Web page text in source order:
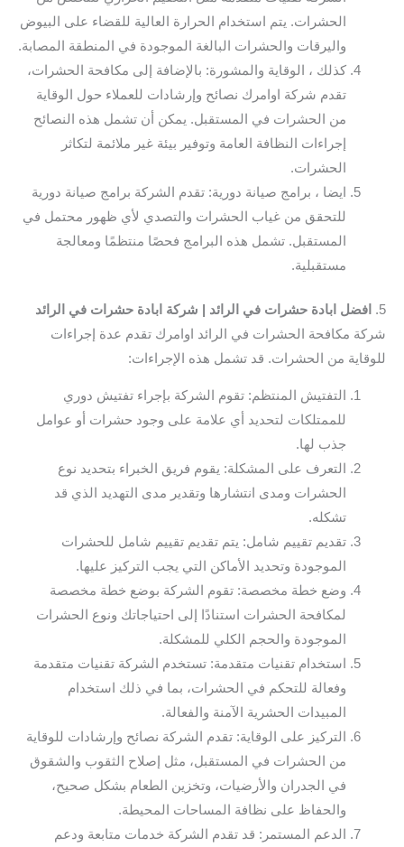
الحشرات. يتم استخدام الحرارة العالية للقضاء على البيوض
واليرقات والحشرات البالغة الموجودة في المنطقة المصابة.
كذلك ، الوقاية والمشورة: بالإضافة إلى مكافحة الحشرات،
تقدم شركة اوامرك نصائح وإرشادات للعملاء حول الوقاية
من الحشرات في المستقبل. يمكن أن تشمل هذه النصائح
إجراءات النظافة العامة وتوفير بيئة غير ملائمة لتكاثر
الحشرات.
ايضا ، برامج صيانة دورية: تقدم الشركة برامج صيانة دورية
للتحقق من غياب الحشرات والتصدي لأي ظهور محتمل في
المستقبل. تشمل هذه البرامج فحصًا منتظمًا ومعالجة
مستقبلية.
5.
افضل ابادة حشرات في الرائد | شركة ابادة حشرات في الرائد
شركة مكافحة الحشرات في الرائد اوامرك تقدم عدة إجراءات
للوقاية من الحشرات. قد تشمل هذه الإجراءات:
التفتيش المنتظم: تقوم الشركة بإجراء تفتيش دوري
للممتلكات لتحديد أي علامة على وجود حشرات أو عوامل
جذب لها.
التعرف على المشكلة: يقوم فريق الخبراء بتحديد نوع
الحشرات ومدى انتشارها وتقدير مدى التهديد الذي قد
تشكله.
تقديم تقييم شامل: يتم تقديم تقييم شامل للحشرات
الموجودة وتحديد الأماكن التي يجب التركيز عليها.
وضع خطة مخصصة: تقوم الشركة بوضع خطة مخصصة
لمكافحة الحشرات استنادًا إلى احتياجاتك ونوع الحشرات
الموجودة والحجم الكلي للمشكلة.
استخدام تقنيات متقدمة: تستخدم الشركة تقنيات متقدمة
وفعالة للتحكم في الحشرات، بما في ذلك استخدام
المبيدات الحشرية الآمنة والفعالة.
التركيز على الوقاية: تقدم الشركة نصائح وإرشادات للوقاية
من الحشرات في المستقبل، مثل إصلاح الثقوب والشقوق
في الجدران والأرضيات، وتخزين الطعام بشكل صحيح،
والحفاظ على نظافة المساحات المحيطة.
الدعم المستمر: قد تقدم الشركة خدمات متابعة ودعم